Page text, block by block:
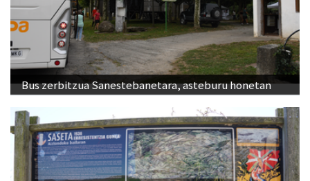
Bus zerbitzua Sanestebanetara, asteburu honetan